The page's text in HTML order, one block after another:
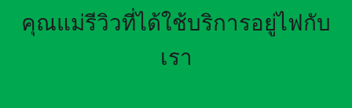
คุณแม่รีวิวที่ได้ใช้บริการอยู่ไฟกับ
เรา